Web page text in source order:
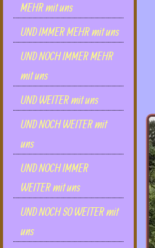
MEHR mit uns
UND IMMER MEHR mit uns
UND NOCH IMMER MEHR
mit uns
UND WEITER mit uns
UND NOCH WEITER mit
uns
UND NOCH IMMER
WEITER mit uns
UND NOCH SO WEITER mit
uns